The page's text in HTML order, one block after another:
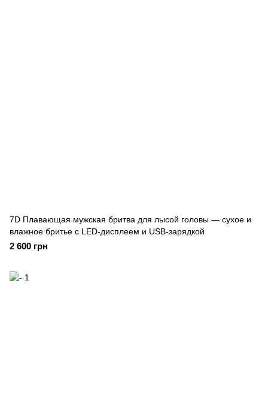
7D Плавающая мужская бритва для лысой головы — сухое и
влажное бритье с LED-дисплеем и USB-зарядкой
2 600 грн